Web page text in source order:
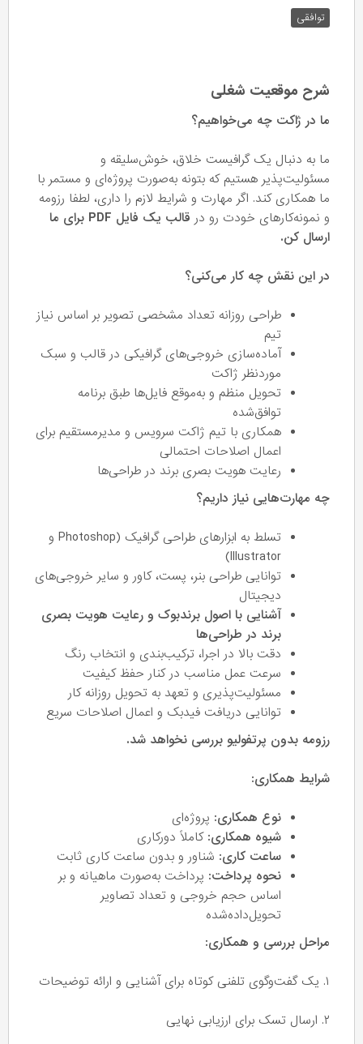
توافقی
شرح موقعیت شغلی
ما در ژاکت چه می‌خواهیم؟
ما به دنبال یک گرافیست خلاق، خوش‌سلیقه و
مسئولیت‌پذیر هستیم که بتونه به‌صورت پروژه‌ای و مستمر با
ما همکاری کند. اگر مهارت و شرایط لازم را داری، لطفا رزومه
و نمونه‌کارهای خودت رو در
قالب یک فایل PDF برای ما
ارسال کن.
در این نقش چه کار می‌کنی؟
طراحی روزانه تعداد مشخصی تصویر بر اساس نیاز
تیم
آماده‌سازی خروجی‌های گرافیکی در قالب و سبک
موردنظر ژاکت
تحویل منظم و به‌موقع فایل‌ها طبق برنامه
توافق‌شده
همکاری با تیم ژاکت سرویس و مدیرمستقیم برای
اعمال اصلاحات احتمالی
رعایت هویت بصری برند در طراحی‌ها
چه مهارت‌هایی نیاز داریم؟
تسلط به ابزارهای طراحی گرافیک (Photoshop و
Illustrator)
توانایی طراحی بنر، پست، کاور و سایر خروجی‌های
دیجیتال
آشنایی با اصول برندبوک و رعایت هویت بصری
برند در طراحی‌ها
دقت بالا در اجرا، ترکیب‌بندی و انتخاب رنگ
سرعت عمل مناسب در کنار حفظ کیفیت
مسئولیت‌پذیری و تعهد به تحویل روزانه کار
توانایی دریافت فیدبک و اعمال اصلاحات سریع
رزومه بدون پرتفولیو بررسی نخواهد شد.
شرایط همکاری:
نوع همکاری: پروژه‌ای
شیوه همکاری: کاملاً دورکاری
ساعت کاری: شناور و بدون ساعت کاری ثابت
نحوه پرداخت: پرداخت به‌صورت ماهیانه و بر
اساس حجم خروجی و تعداد تصاویر
تحویل‌داده‌شده
مراحل بررسی و همکاری:
۱. یک گفت‌وگوی تلفنی کوتاه برای آشنایی و ارائه توضیحات
۲. ارسال تسک برای ارزیابی نهایی